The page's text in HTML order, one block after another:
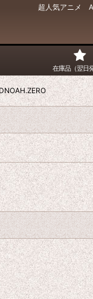
超人気アニメ
在庫品（翌日